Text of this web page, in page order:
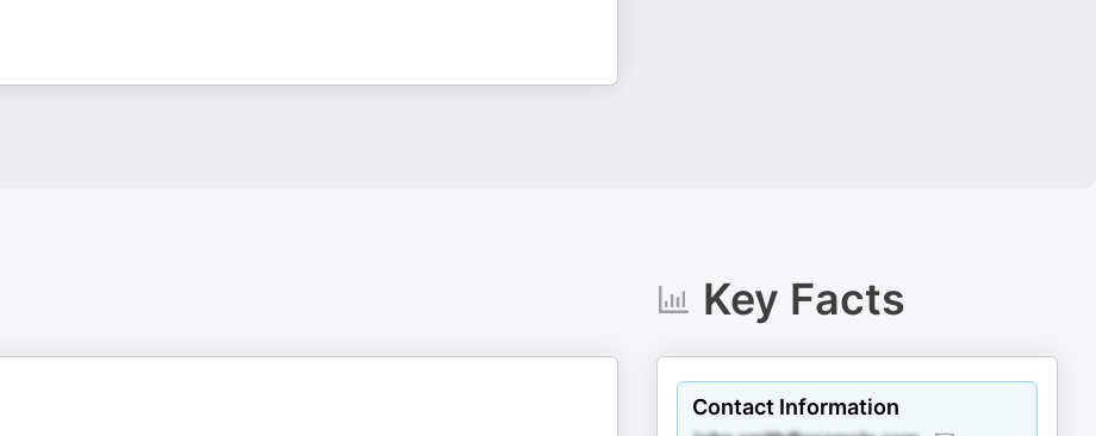
Key Facts
Contact Information